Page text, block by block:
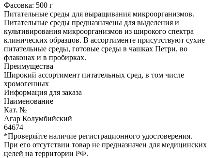
Фасовка: 500 г
Питательные среды для выращивания микроорганизмов.
Питательные среды предназначены для выделения и
культивирования микроорганизмов из широкого спектра
клинических образцов. В ассортименте присутствуют сухие
питательные среды, готовые среды в чашках Петри, во
флаконах и в пробирках.
Преимущества
Широкий ассортимент питательных сред, в том числе
хромогенных
Информация для заказа
Наименование
Кат. №
Агар Колумбийский
64674
*Проверяйте наличие регистрационного удостоверения.
При его отсутствии товар не предназначен для медицинских
целей на территории РФ.